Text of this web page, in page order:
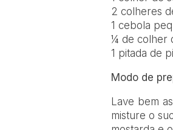
2 colheres
1 cebola
¼ de colher
1 pitada de
Modo de
Lave bem
misture o